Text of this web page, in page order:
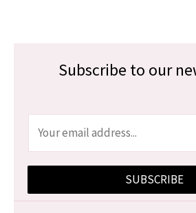
Subscribe to our
l
SUBSCRIBE